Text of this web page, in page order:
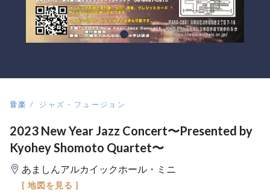
音楽 ジャズ・フュージョン
2023 New Year Jazz Concert〜Presented by
Kyohey Shomoto Quartet〜
あましんアルカイックホール・ミニ
[ 地図を見る ]